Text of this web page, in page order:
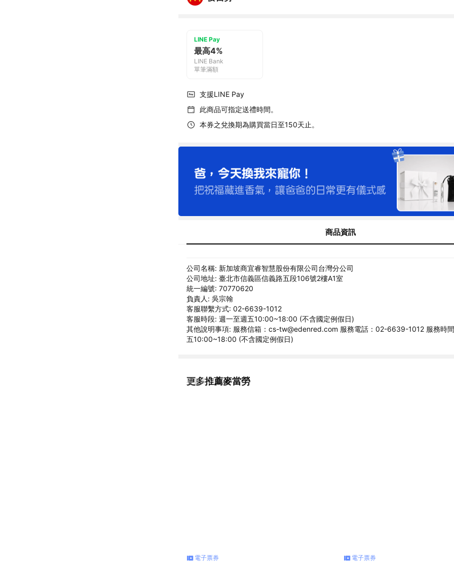
LINE Pay
最高4%
LINE Bank
單筆滿額
支援LINE Pay
此商品可指定送禮時間。
本券之兌換期為購買當日至150天止。
商品資訊
公司名稱: 新加坡商宜睿智慧股份有限公司台灣分公司
公司地址: 臺北市信義區信義路五段106號2樓A1室
統一編號: 70770620
負責人: 吳宗翰
客服聯繫方式: 02-6639-1012
客服時段: 週一至週五10:00~18:00 (不含國定例假日)
其他說明事項: 服務信箱：cs-tw@edenred.com 服務電話：02-6639-1012 服務時
五10:00~18:00 (不含國定例假日)
更多推薦麥當勞
看更多
電子票券 電子票券